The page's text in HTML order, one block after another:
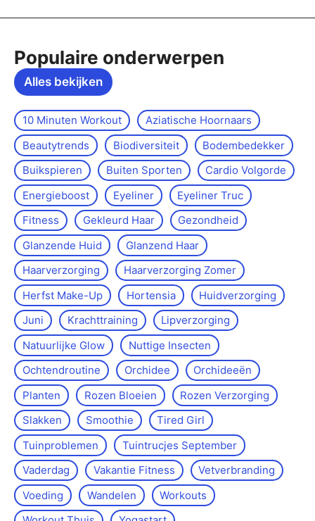
Populaire onderwerpen
Alles bekijken
10 Minuten Workout
Aziatische Hoornaars
Beautytrends
Biodiversiteit
Bodembedekker
Buikspieren
Buiten Sporten
Cardio Volgorde
Energieboost
Eyeliner
Eyeliner Truc
Fitness
Gekleurd Haar
Gezondheid
Glanzende Huid
Glanzend Haar
Haarverzorging
Haarverzorging Zomer
Herfst Make-Up
Hortensia
Huidverzorging
Juni
Krachttraining
Lipverzorging
Natuurlijke Glow
Nuttige Insecten
Ochtendroutine
Orchidee
Orchideeën
Planten
Rozen Bloeien
Rozen Verzorging
Slakken
Smoothie
Tired Girl
Tuinproblemen
Tuintrucjes September
Vaderdag
Vakantie Fitness
Vetverbranding
Voeding
Wandelen
Workouts